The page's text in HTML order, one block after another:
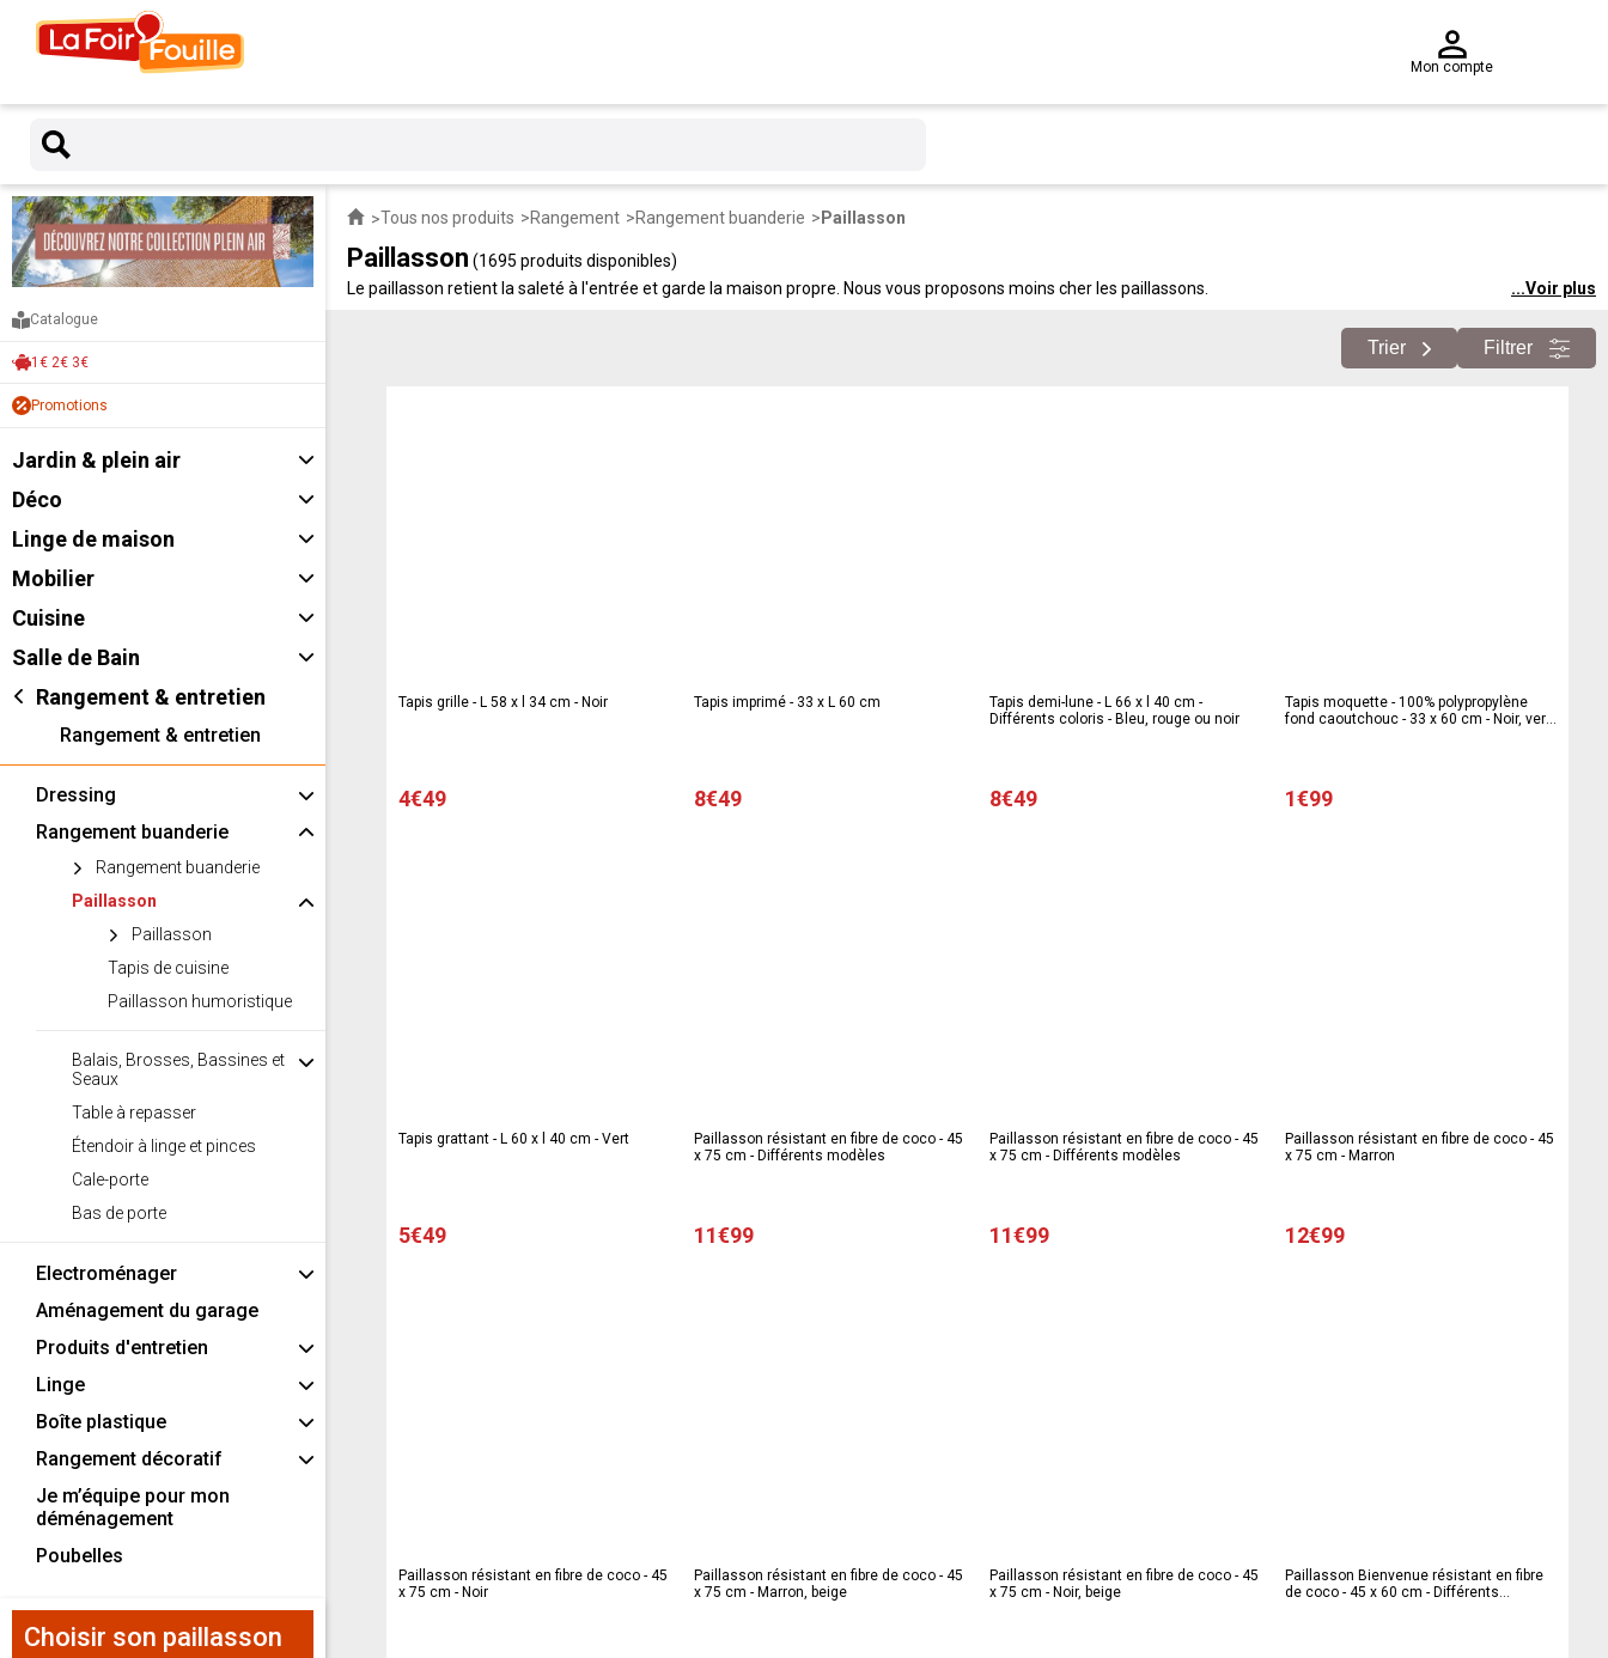
Mon compte
Catalogue
1€ 2€ 3€
Promotions
Jardin & plein air
Déco
Linge de maison
Mobilier
Cuisine
Salle de Bain
Rangement & entretien
Rangement & entretien
Dressing
Rangement buanderie
Rangement buanderie
Paillasson
Paillasson
Tapis de cuisine
Paillasson humoristique
Balais, Brosses, Bassines et
Seaux
Table à repasser
Étendoir à linge et pinces
Cale-porte
Bas de porte
Electroménager
Aménagement du garage
Produits d'entretien
Linge
Boîte plastique
Rangement décoratif
Je m’équipe pour mon
déménagement
Poubelles
Choisir son paillasson
Tous nos produits Rangement Rangement buanderie Paillasson
Paillasson (1695 produits disponibles)
Le paillasson retient la saleté à l'entrée et garde la maison propre. Nous vous proposons moins cher les paillassons.
...Voir plus
Trier Filtrer
Tapis grille - L 58 x l 34 cm - Noir
4€49
Tapis imprimé - 33 x L 60 cm
8€49
Tapis demi-lune - L 66 x l 40 cm -
Différents coloris - Bleu, rouge ou noir
8€49
Tapis moquette - 100% polypropylène
fond caoutchouc - 33 x 60 cm - Noir, vert,
1€99
Tapis grattant - L 60 x l 40 cm - Vert
5€49
Paillasson résistant en fibre de coco - 45
x 75 cm - Différents modèles
11€99
Paillasson résistant en fibre de coco - 45
x 75 cm - Différents modèles
11€99
Paillasson résistant en fibre de coco - 45
x 75 cm - Marron
12€99
Paillasson résistant en fibre de coco - 45
x 75 cm - Noir
Paillasson résistant en fibre de coco - 45
x 75 cm - Marron, beige
Paillasson résistant en fibre de coco - 45
x 75 cm - Noir, beige
Paillasson Bienvenue résistant en fibre
de coco - 45 x 60 cm - Différents